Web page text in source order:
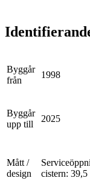
Byggår
från
1998
Byggår
upp till
2025
Mått /
design
cistern: